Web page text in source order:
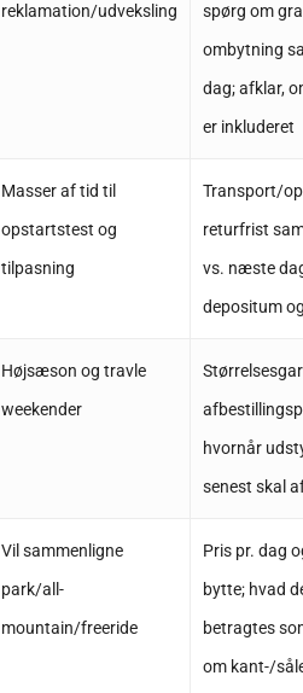
reklamation/udveksling
spørg om
ombytning
dag; afklar,
er inkluderet
Masser af tid til
opstartstest og
tilpasning
Transport/
returfrist
vs. næste
depositum
Højsæson og travle
weekender
hvornår
senest skal
Vil sammenligne
park/all-
mountain/freeride
Pris pr. dag
bytte; hvad
betragtes
om kant-/